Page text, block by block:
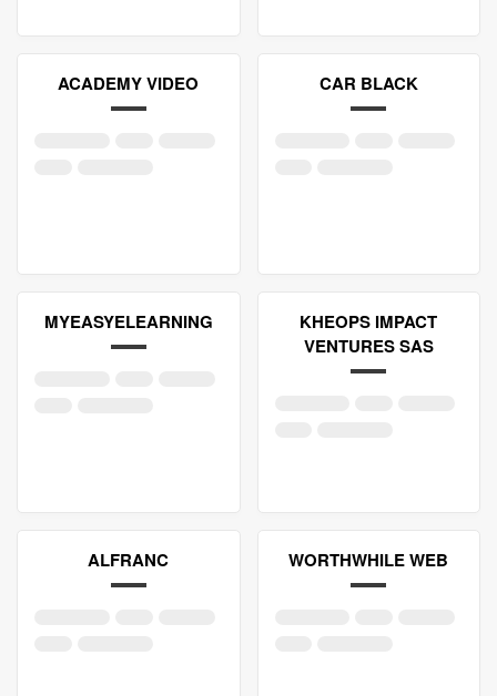
ACADEMY VIDEO CAR BLACK
MYEASYELEARNING
KHEOPS IMPACT
VENTURES SAS
ALFRANC WORTHWHILE WEB